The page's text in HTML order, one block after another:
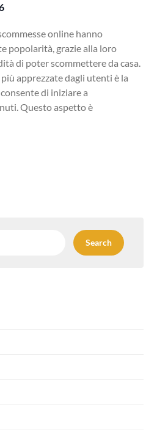
online hanno
popolarità, grazie alla loro
di poter scommettere da casa.
apprezzate dagli utenti è la
di iniziare a
Questo aspetto è